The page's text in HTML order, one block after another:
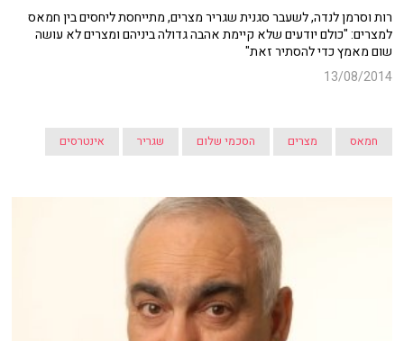
רות וסרמן לנדה, לשעבר סגנית שגריר מצרים, מתייחסת ליחסים בין חמאס
למצרים: "כולם יודעים שלא קיימת אהבה גדולה ביניהם ומצרים לא עושה
שום מאמץ כדי להסתיר זאת"
13/08/2014
חמאס מצרים הסכמי שלום שגריר אינטרסים